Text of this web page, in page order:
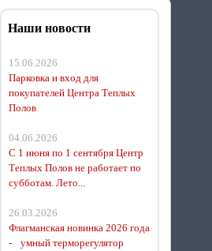
Наши новости
15.06.2026
Парковка и вход для
покупателей Центра Теплых
Полов
04.06.2026
С 1 июня по 1 сентября Центр
Теплых Полов не работает по
субботам. Лето...
26.03.2026
Флагманская новинка 2026 года
- умный терморегулятор